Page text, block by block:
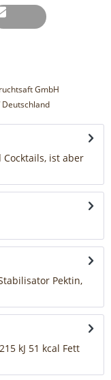
GmbH
ist aber
Pektin,
kJ 51 kcal Fett